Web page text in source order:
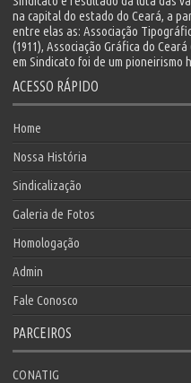
na capital do estado do Ceará, a
entre elas as: Associação
(1911), Associação Gráfica do
em Sindicato foi de um pioneirismo
ACESSO RÁPIDO
Home
Nossa História
Sindicalização
Galeria de Fotos
Homologação
Admin
Fale Conosco
PARCEIROS
CONATIG